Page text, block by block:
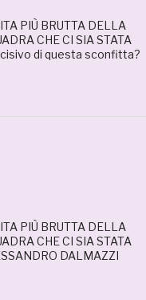
PIÙ BRUTTA DELLA
CHE CI SIA STATA
di questa sconfitta?
PIÙ BRUTTA DELLA
CHE CI SIA STATA
DALMAZZI